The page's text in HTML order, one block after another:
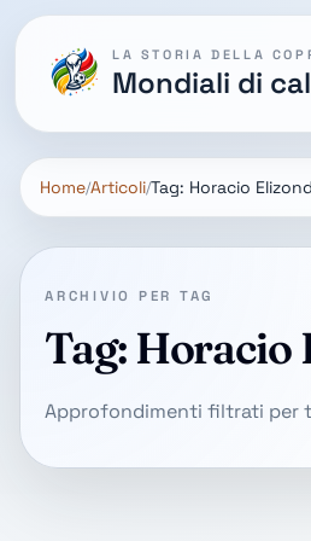
LA STORIA DELLA
Mondiali di
Home Articoli Tag: Horacio
ARCHIVIO PER TAG
Tag: Horacio
Approfondimenti filtrati per